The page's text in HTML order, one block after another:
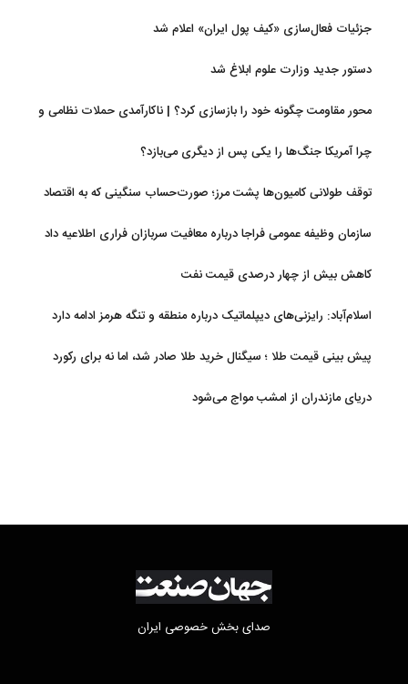
جزئیات فعال‌سازی «کیف پول ایران» اعلام شد
دستور جدید وزارت علوم ابلاغ شد
محور مقاومت چگونه خود را بازسازی کرد؟ | ناکارآمدی حملات نظامی و
چرا آمریکا جنگ‌ها را یکی پس از دیگری می‌بازد؟
توقف طولانی کامیون‌ها پشت مرز؛ صورت‌حساب سنگینی که به اقتصاد
سازمان وظیفه عمومی فراجا درباره معافیت سربازان فراری اطلاعیه داد
کاهش بیش از چهار درصدی قیمت نفت
اسلام‌آباد: رایزنی‌های دیپلماتیک درباره منطقه و تنگه هرمز ادامه دارد
پیش بینی قیمت طلا ؛ سیگنال خرید طلا صادر شد، اما نه برای رکورد
دریای مازندران از امشب مواج می‌شود
صدای بخش خصوصی ایران